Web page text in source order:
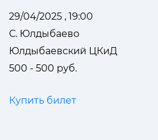
29/04/2025 , 19:00
С. Юлдыбаево
Юлдыбаевский ЦКиД
500 - 500 руб.
Купить билет